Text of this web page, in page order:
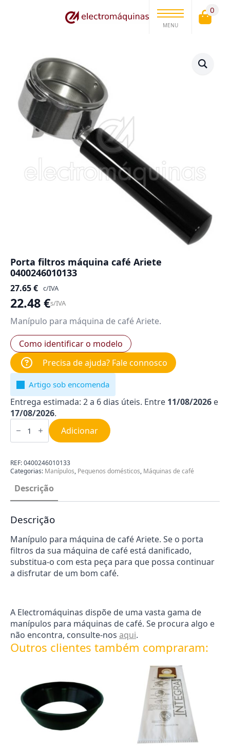
MENU
0
Porta filtros máquina café Ariete
0400246010133
27.65€ c/IVA
22.48€s/IVA
Manípulo para máquina de café Ariete.
Como identificar o modelo
Precisa de ajuda? Fale connosco
Artigo sob encomenda
Entrega estimada: 2 a 6 dias úteis. Entre 11/08/2026 e
17/08/2026.
Quantidade
de
filtros
café
Ariete
0400246010133
Adicionar
REF:0400246010133
Categorias: Manípulos, Pequenos domésticos, Máquinas de café
Descrição
Descrição
Manípulo para máquina de café Ariete. Se o porta
filtros da sua máquina de café está danificado,
substitua-o com esta peça para que possa continuar
a disfrutar de um bom café.
A Electromáquinas dispõe de uma vasta gama de
manípulos para máquinas de café. Se procura algo e
não encontra, consulte-nos aqui.
Outros clientes também compraram: